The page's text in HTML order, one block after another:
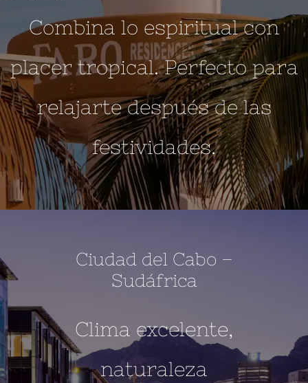
Combina lo espiritual con
placer tropical. Perfecto para
relajarte después de las
festividades.
Ciudad del Cabo –
Sudáfrica
Clima excelente,
naturaleza